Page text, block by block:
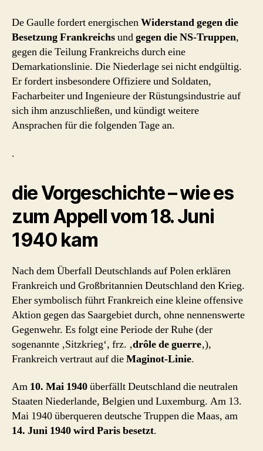
De Gaulle fordert energischenWiderstand gegen die
Besetzung Frankreichsundgegen die NS-Truppen,
gegen die Teilung Frankreichs durch eine
Demarkationslinie. Die Niederlage sei nicht endgültig.
Er fordert insbesondere Offiziere und Soldaten,
Facharbeiter und Ingenieure der Rüstungsindustrie auf
sich ihm anzuschließen, und kündigt weitere
Ansprachen für die folgenden Tage an.
.
die Vorgeschichte – wie es
zum Appell vom 18. Juni
1940 kam
Nach dem Überfall Deutschlands auf Polen erklären
Frankreich und Großbritannien Deutschland den Krieg.
Eher symbolisch führt Frankreich eine kleine offensive
Aktion gegen das Saargebiet durch, ohne nennenswerte
Gegenwehr. Es folgt eine Periode der Ruhe (der
sogenannte ‚Sitzkrieg‘, frz. ‚drôle de guerre‚),
Frankreich vertraut auf dieMaginot-Linie.
Am 10. Mai 1940überfällt Deutschland die neutralen
Staaten Niederlande, Belgien und Luxemburg. Am 13.
Mai 1940 überqueren deutsche Truppen die Maas, am
14. Juni 1940 wird Paris besetzt.